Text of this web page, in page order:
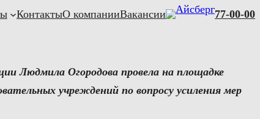
КонтактыО компанииВакансии 77-00-00
Людмила Огородова провела на площадке
учреждений по вопросу усиления мер